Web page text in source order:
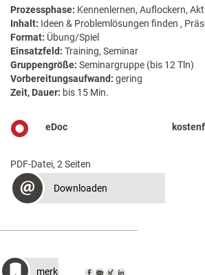
Prozessphase: Kennenlernen, Auflockern,
Inhalt: Ideen & Problemlösungen finden ,
Format: Übung/Spiel
Einsatzfeld: Training, Seminar
Gruppengröße: Seminargruppe (bis 12 Tln)
Vorbereitungsaufwand: gering
Zeit, Dauer: bis 15 Min.
eDoc
PDF-Datei, 2 Seiten
Downloaden
merken